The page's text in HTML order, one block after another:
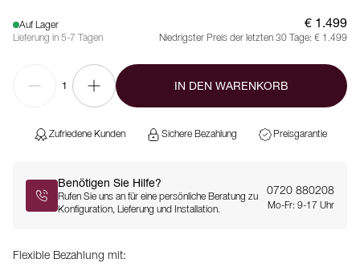
Auf Lager
Lieferung in 5-7 Tagen
€ 1.499
Niedrigster Preis der letzten 30 Tage: € 1.499
1 IN DEN WARENKORB
Zufriedene Kunden Sichere Bezahlung Preisgarantie
Benötigen Sie Hilfe?
Rufen Sie uns an für eine persönliche Beratung zu
Konfiguration, Lieferung und Installation.
0720 880208
Mo-Fr: 9-17 Uhr
Flexible Bezahlung mit: